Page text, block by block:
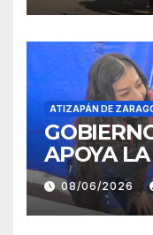
ATIZAPÁN DE
APOYA
FAMILIAR
REGRESO
08/06/2026